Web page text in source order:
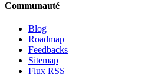
Communauté
Blog
Roadmap
Feedbacks
Sitemap
Flux RSS